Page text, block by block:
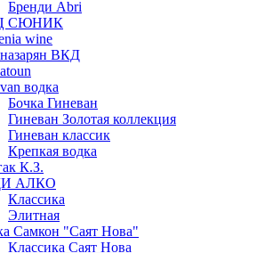
Бренди Abri
СЮНИК
wine
ВКД
водка
Бочка Гиневан
Гиневан Золотая коллекция
Гиневан классик
Крепкая водка
К.З.
АЛКО
Классика
Элитная
Самкон "Саят Нова"
Классика Саят Нова